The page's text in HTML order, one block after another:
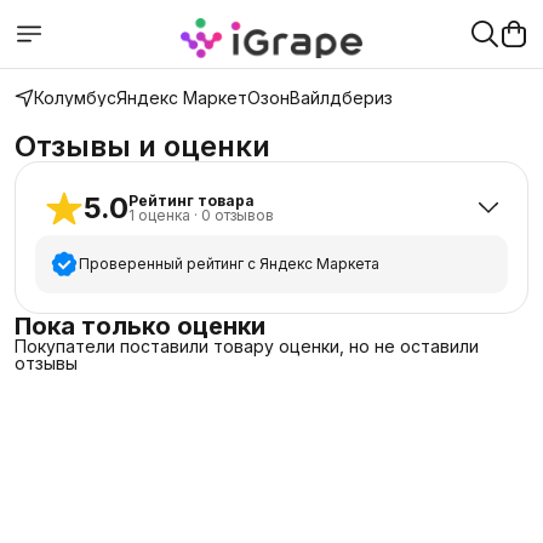
КолумбусЯндекс МаркетОзонВайлдбериз
Отзывы и оценки
5.0Рейтинг товара
1 оценка · 0 отзывов
Проверенный рейтинг с Яндекс Маркета
5 звёзд
1
4 звезды
Пока только оценки
Покупатели поставили товару оценки, но не оставили
отзывы